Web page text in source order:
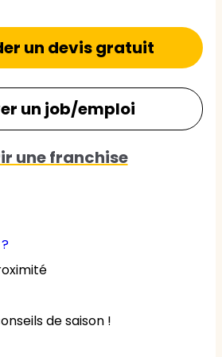
de saison !
un devis gratuit
un job/emploi
une franchise